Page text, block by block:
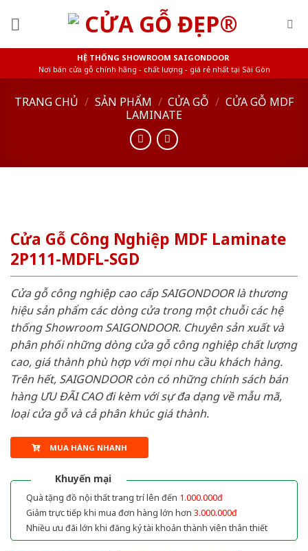
HỆ THỐNG SHOWROOM SAIGONDOOR
Nơi bán cửa gỗ chính hãng - chất lượng - giá rẻ nhất tại Sài Gòn
TRANG CHỦ / SẢN PHẨM / CỬA GỖ / CỬA GỖ MDF
LAMINATE
Cửa Gỗ Công Nghiệp MDF Laminate
2P111-MDFL-SGD
Cửa gỗ công nghiệp cao cấp SAIGONDOOR là thương
hiệu sản phẩm các dòng cửa trong một chuỗi các hệ
thống Showroom SAIGONDOOR. Chuyên sản xuất và
phân phối những dòng cửa gỗ công nghiệp chất lượng
cao, giá thành phù hợp với mọi nhu cầu khách hàng.
Trên hết, SAIGONDOOR còn có những chính sách bán
hàng ƯU ĐÃI CAO đi kèm với sự đa dạng về mẫu mã,
loại cửa gỗ và cả phân khúc giá thành.
MUA HÀNG NHANH
Khuyến mại
Quà tặng đồ nội thất trang trí lên đến 1.000.000đ
Giảm trực tiếp khi mua đơn hàng lớn hơn 3.000.000đ
Nhiều ưu đãi lớn khi đăng ký tài khoản thành viên thân thiết